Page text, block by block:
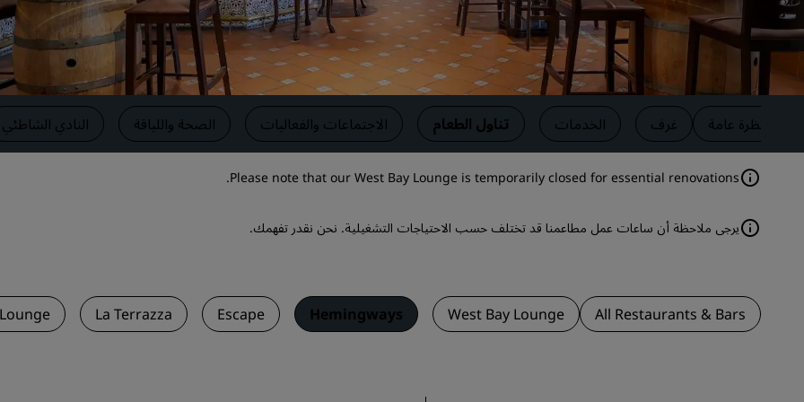
العلامات التجارية التابعة في الصين
اطلب عرض أسعار
وجهات الفعاليات
حلول الصناعة
البحث عن الرحلات
الخدمات الرقمية
تطبيق فنادق راديسون
نظرة عامة غرف الخدمات تناول الطعام الاجتماعات والفعاليات الصحة واللياقة النادي الشاطئي
Please note that our West Bay Lounge is temporarily closed for essential renovations.
يرجى ملاحظة أن ساعات عمل مطاعمنا قد تختلف حسب الاحتياجات التشغيلية. نحن نقدر تفهمك.
All Restaurants & Bars
West Bay Lounge
Hemingways
Escape
La Terrazza